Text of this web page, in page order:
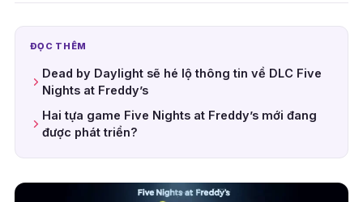
ĐỌC THÊM
Dead by Daylight sẽ hé lộ thông tin về DLC Five
Nights at Freddy’s
Hai tựa game Five Nights at Freddy’s mới đang
được phát triển?